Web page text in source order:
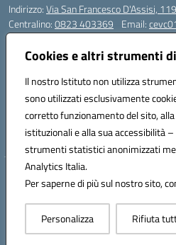
Cookies e altri strumenti
Il nostro Istituto non utilizza
sono utilizzati esclusivamente
corretto funzionamento del sito,
istituzionali e alla sua accessibilità
strumenti statistici anonimizzati
Analytics Italia.
Per saperne di più sul nostro sito,
Personalizza Rifiuta
Indirizzo:Via San Francesco D'Assisi,
Centralino:0823 403369 Email:
Posta elettronica certificata (PEC):
Codice fiscale: 80004990612
Annesse)
Codice meccanografico:CEVC01000B
Codice Indice delle Pubbliche
Codice unico di fatturazione (CUF):
Hosting & Powered
Concept & Design